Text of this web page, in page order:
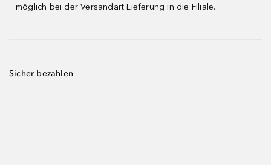
möglich bei der Versandart Lieferung in die Filiale.
Sicher bezahlen